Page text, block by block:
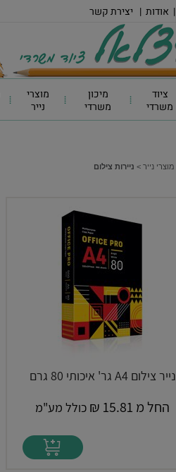
| אודות | יצירת קשר
ציוד
משרדי
מיכון
משרדי
מוצרי
נייר
מוצרי נייר > ניירות צילום
נייר צילום A4 גר' איכותי 80 גרם
החל מ 15.81
₪ כולל מע"מ